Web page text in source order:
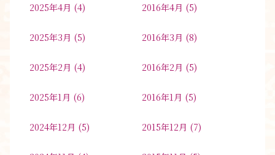
2025年4月 (4)
2025年3月 (5)
2025年2月 (4)
2025年1月 (6)
2024年12月 (5)
2016年4月 (5)
2016年3月 (8)
2016年2月 (5)
2016年1月 (5)
2015年12月 (7)